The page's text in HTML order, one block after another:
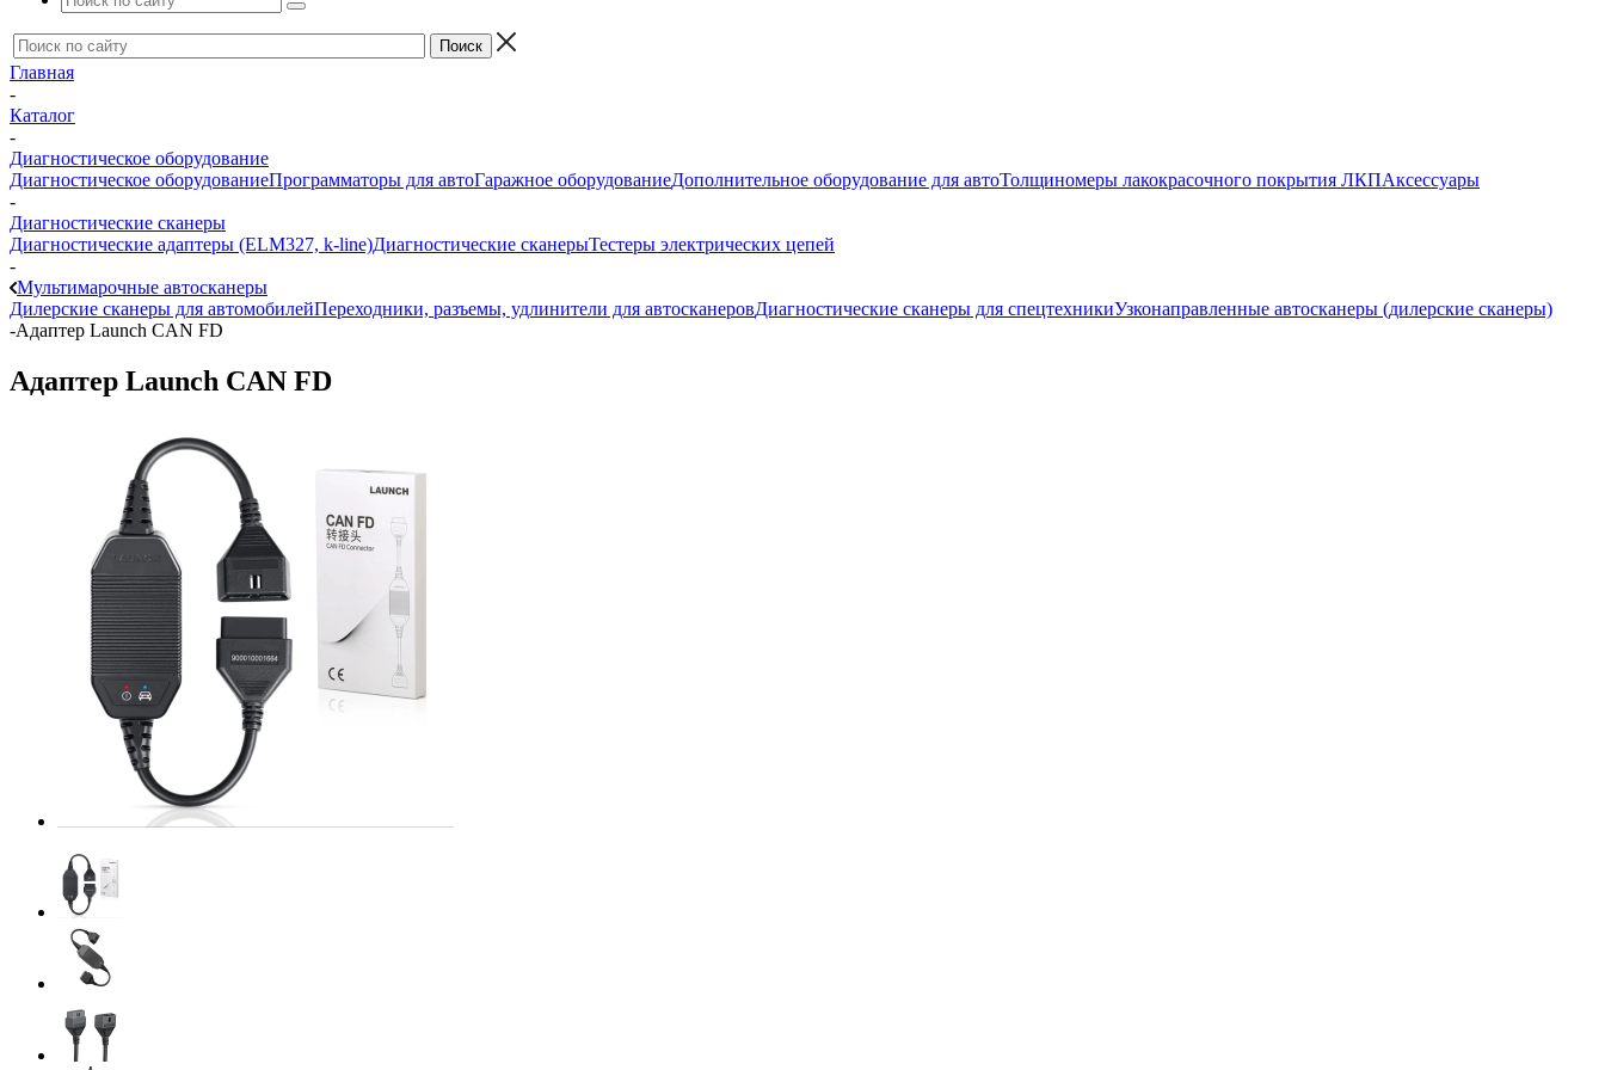
Главная
-
Каталог
-
Диагностическое оборудование
Диагностическое оборудованиеПрограмматоры для автоГаражное оборудованиеДополнительное оборудование для автоТолщиномеры лакокрасочного покрытия ЛКПАксессуары
-
Диагностические сканеры
Диагностические адаптеры (ELM327, k-line)Диагностические сканерыТестеры электрических цепей
-
Мультимарочные автосканеры
Дилерские сканеры для автомобилейПереходники, разъемы, удлинители для автосканеровДиагностические сканеры для спецтехникиУзконаправленные автосканеры (дилерские сканеры)
-Адаптер Launch CAN FD
Адаптер Launch CAN FD